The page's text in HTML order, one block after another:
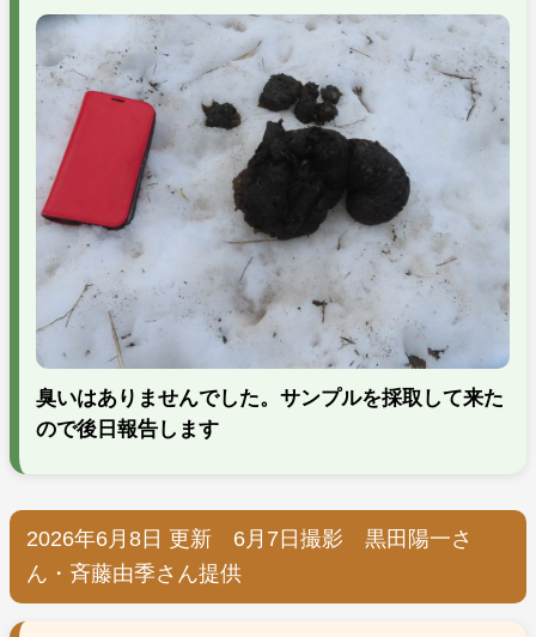
臭いはありませんでした。サンプルを採取して来た
ので後日報告します
2026年6月8日 更新 6月7日撮影 黒田陽一さ
ん・斉藤由季さん提供